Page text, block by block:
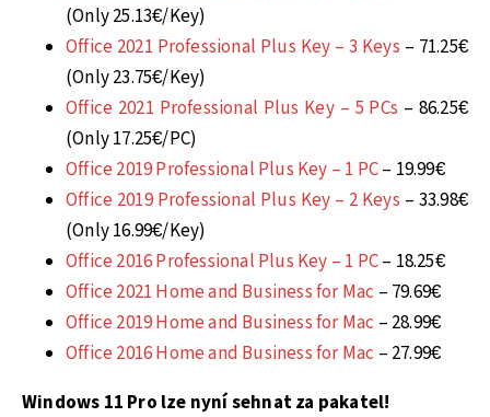
(Only 25.13€/Key)
Office 2021 Professional Plus Key – 3 Keys – 71.25€
(Only 23.75€/Key)
Office 2021 Professional Plus Key – 5 PCs – 86.25€
(Only 17.25€/PC)
Office 2019 Professional Plus Key – 1 PC– 19.99€
Office 2019 Professional Plus Key – 2 Keys – 33.98€
(Only 16.99€/Key)
Office 2016 Professional Plus Key – 1 PC– 18.25€
Office 2021 Home and Business for Mac – 79.69€
Office 2019 Home and Business for Mac – 28.99€
Office 2016 Home and Business for Mac – 27.99€
Windows 11 Pro lze nyní sehnat za pakatel!